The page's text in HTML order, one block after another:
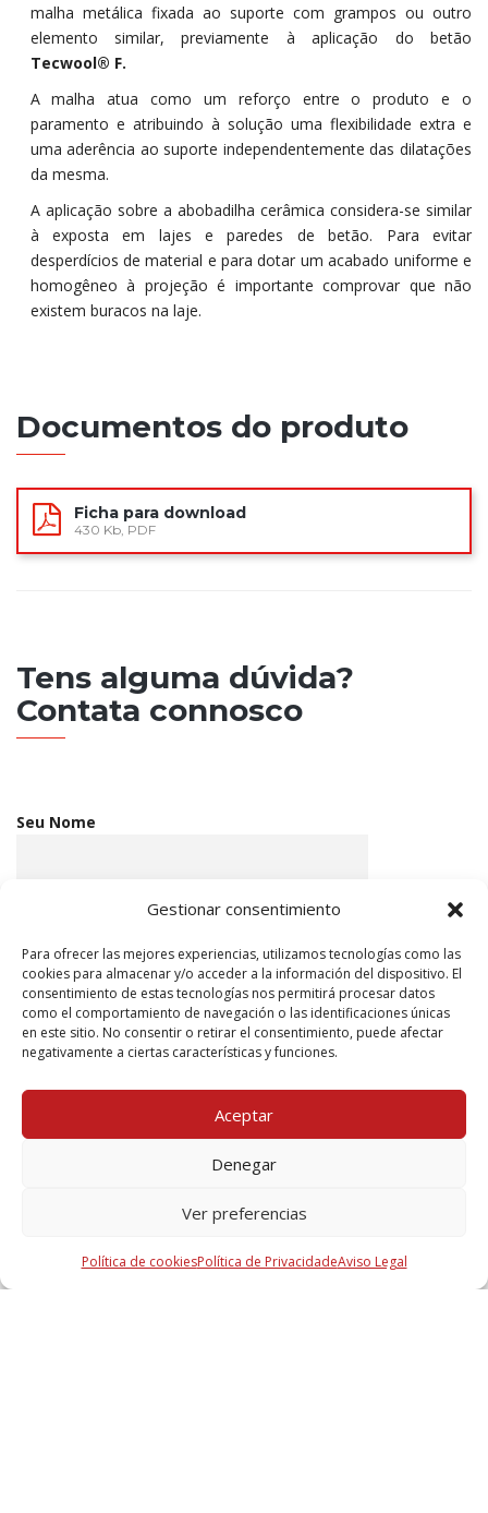
Gestionar consentimiento
Para ofrecer las mejores experiencias, utilizamos tecnologías como las
cookies para almacenar y/o acceder a la información del dispositivo. El
consentimiento de estas tecnologías nos permitirá procesar datos
como el comportamiento de navegación o las identificaciones únicas
en este sitio. No consentir o retirar el consentimiento, puede afectar
negativamente a ciertas características y funciones.
Aceptar
Denegar
Ver preferencias
Política de cookiesPolítica de PrivacidadeAviso Legal
malha metálica fixada ao suporte com grampos ou outro
elemento similar, previamente à aplicação do betão
Tecwool® F.
A malha atua como um reforço entre o produto e o
paramento e atribuindo à solução uma flexibilidade extra e
uma aderência ao suporte independentemente das dilatações
da mesma.
A aplicação sobre a abobadilha cerâmica considera-se similar
à exposta em lajes e paredes de betão. Para evitar
desperdícios de material e para dotar um acabado uniforme e
homogêneo à projeção é importante comprovar que não
existem buracos na laje.
Documentos do produto
Ficha para download
430 Kb, PDF
Tens alguma dúvida?
Contata connosco
Seu Nome
Assunto
Sua mensagem